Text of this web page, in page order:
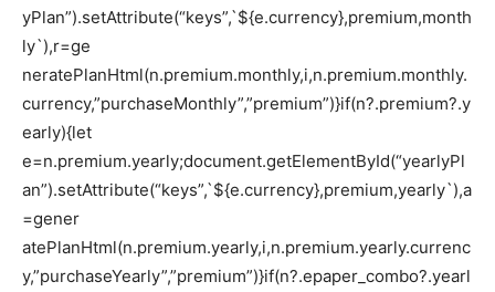
yPlan”).setAttribute(“keys”,`${e.currency},premium,month
ly`),r=ge
neratePlanHtml(n.premium.monthly,i,n.premium.monthly.
currency,”purchaseMonthly”,”premium”)}if(n?.premium?.y
early){let
e=n.premium.yearly;document.getElementById(“yearlyPl
an”).setAttribute(“keys”,`${e.currency},premium,yearly`),a
=gener
atePlanHtml(n.premium.yearly,i,n.premium.yearly.currenc
y,”purchaseYearly”,”premium”)}if(n?.epaper_combo?.yearl